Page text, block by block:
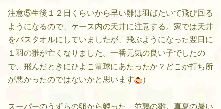
注意⑤生後１２日くらいから早い雛は羽ばたいて飛び回る
ようになるので、ケース内の天井に注意する。家では天井
をバスタオルにしていましたが、飛ぶようになった翌日に
１羽の雛が亡くなりました。一番元気の良い子でしたの
で、飛んだときにひよこ電球にあたったか？どこか打ち所
が悪かったのではないかと思います
）
スーパーのうずらの卵から孵った、並鶉の雛。真夏の暑い